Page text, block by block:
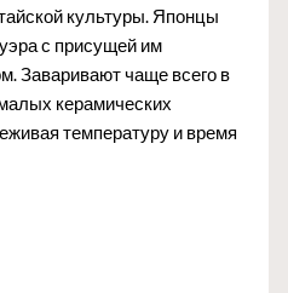
культуры. Японцы
с присущей им
Заваривают чаще всего в
керамических
температуру и время